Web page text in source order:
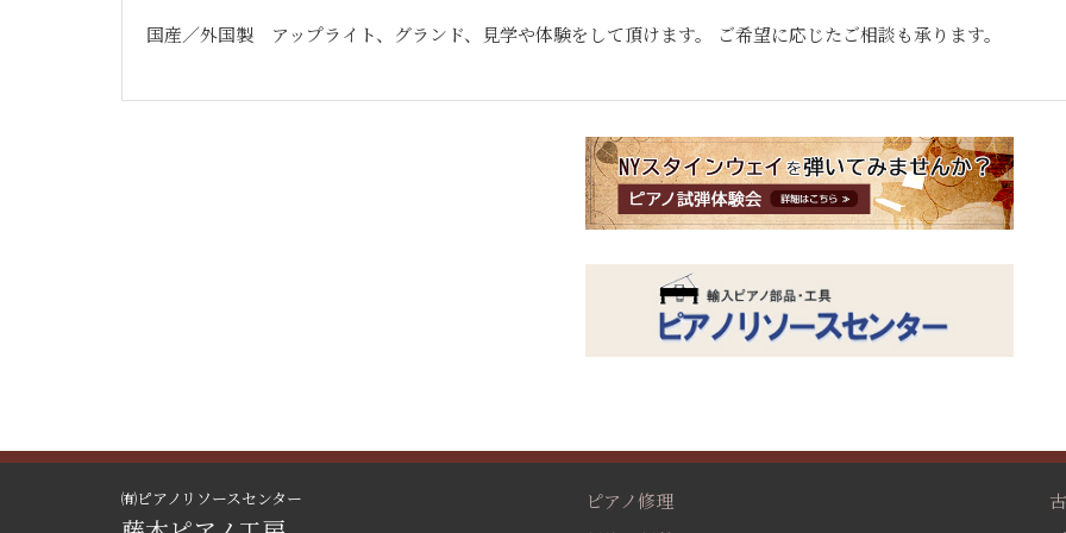
国産／外国製 アップライト、グランド、見学や体験をして頂けます。 ご希望に応じたご相談も承ります。
㈲ピアノリソースセンター
ピアノ修理